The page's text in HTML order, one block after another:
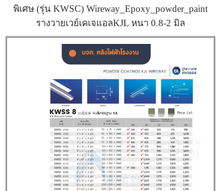
พิเศษ (รุ่น KWSC) Wireway_Epoxy_powder_paint
รางวายเวย์เคเจแอลKJL หนา 0.8-2 มิล